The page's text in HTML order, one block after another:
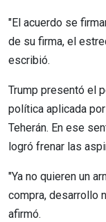
"El acuerdo se
de su firma, el
escribió.
Trump presentó el
política aplicada
Teherán. En ese
logró frenar las
"Ya no quieren un
compra, desarrollo
afirmó.